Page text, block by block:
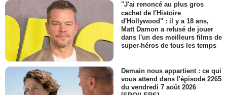
"J'ai renoncé au plus gros
cachet de l'Histoire
d'Hollywood" : il y a 18 ans,
Matt Damon a refusé de jouer
dans l'un des meilleurs films de
super-héros de tous les temps
Demain nous appartient : ce qui
vous attend dans l'épisode 2265
du vendredi 7 août 2026